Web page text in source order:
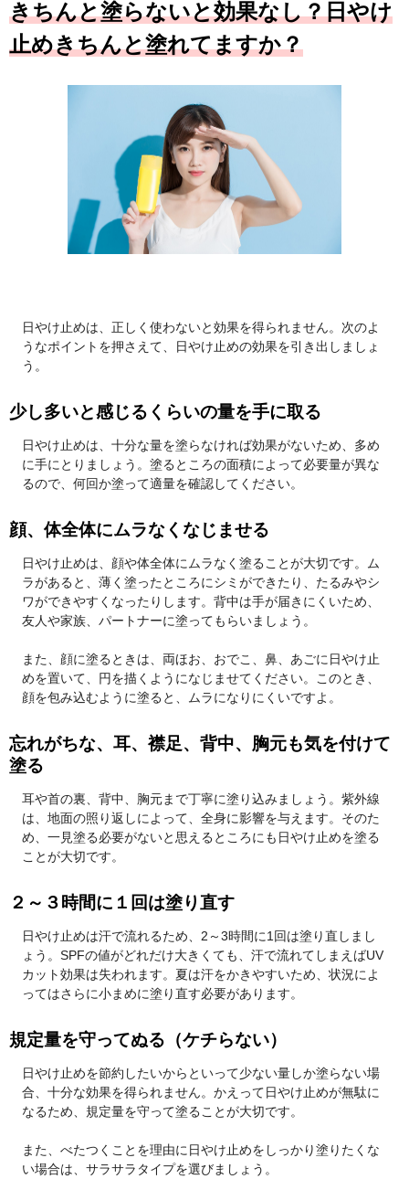
きちんと塗らないと効果なし？日やけ
止めきちんと塗れてますか？
日やけ止めは、正しく使わないと効果を得られません。次のよ
うなポイントを押さえて、日やけ止めの効果を引き出しましょ
う。
少し多いと感じるくらいの量を手に取る
日やけ止めは、十分な量を塗らなければ効果がないため、多め
に手にとりましょう。塗るところの面積によって必要量が異な
るので、何回か塗って適量を確認してください。
顔、体全体にムラなくなじませる
日やけ止めは、顔や体全体にムラなく塗ることが大切です。ム
ラがあると、薄く塗ったところにシミができたり、たるみやシ
ワができやすくなったりします。背中は手が届きにくいため、
友人や家族、パートナーに塗ってもらいましょう。
また、顔に塗るときは、両ほお、おでこ、鼻、あごに日やけ止
めを置いて、円を描くようになじませてください。このとき、
顔を包み込むように塗ると、ムラになりにくいですよ。
忘れがちな、耳、襟足、背中、胸元も気を付けて
塗る
耳や首の裏、背中、胸元まで丁寧に塗り込みましょう。紫外線
は、地面の照り返しによって、全身に影響を与えます。そのた
め、一見塗る必要がないと思えるところにも日やけ止めを塗る
ことが大切です。
２～３時間に１回は塗り直す
日やけ止めは汗で流れるため、2～3時間に1回は塗り直しまし
ょう。SPFの値がどれだけ大きくても、汗で流れてしまえばUV
カット効果は失われます。夏は汗をかきやすいため、状況によ
ってはさらに小まめに塗り直す必要があります。
規定量を守ってぬる（ケチらない）
日やけ止めを節約したいからといって少ない量しか塗らない場
合、十分な効果を得られません。かえって日やけ止めが無駄に
なるため、規定量を守って塗ることが大切です。
また、べたつくことを理由に日やけ止めをしっかり塗りたくな
い場合は、サラサラタイプを選びましょう。